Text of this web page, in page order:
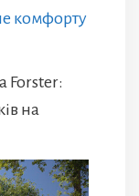
комфорту
Forster:
на